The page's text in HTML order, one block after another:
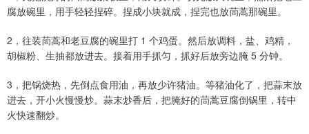
腐放碗里，用手轻轻捏碎。捏成小块就成，捏完也放茼蒿那碗里。
2，往装茼蒿和老豆腐的碗里打 1 个鸡蛋。然后放调料，盐、鸡精，
胡椒粉、生抽都放进去。接着用手抓匀，抓好后放旁边腌 5 分钟。
3，把锅烧热，先倒点食用油，再放少许猪油。等猪油化了，把蒜末放
进去，开小火慢慢炒。蒜末炒香后，把腌好的茼蒿豆腐倒锅里，转中
火快速翻炒。